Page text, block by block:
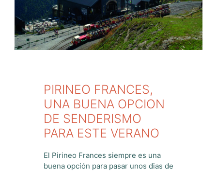
PIRINEO FRANCES,
UNA BUENA OPCION
DE SENDERISMO
PARA ESTE VERANO
El Pirineo Frances siempre es una
buena opción para pasar unos dias de